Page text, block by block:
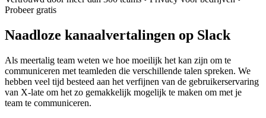
Probeer gratis
Naadloze kanaalvertalingen op Slack
Als meertalig team weten we hoe moeilijk het kan zijn om te
communiceren met teamleden die verschillende talen spreken. We
hebben veel tijd besteed aan het verfijnen van de gebruikerservaring
van X-late om het zo gemakkelijk mogelijk te maken om met je
team te communiceren.